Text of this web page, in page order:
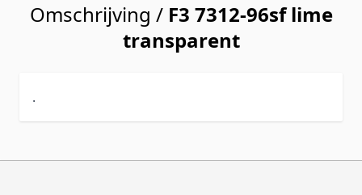
Omschrijving / F3 7312-96sf lime
transparent
.